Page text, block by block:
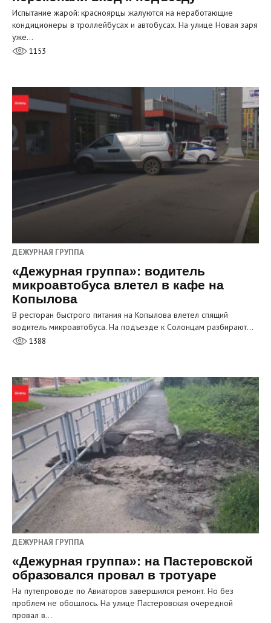
Испытание жарой: красноярцы жалуются на неработающие
кондиционеры в троллейбусах и автобусах. На улице Новая заря
уже…
1153
ДЕЖУРНАЯ ГРУППА
«Дежурная группа»: водитель
микроавтобуса влетел в кафе на
Копылова
В ресторан быстрого питания на Копылова влетел спящий
водитель микроавтобуса. На подъезде к Солонцам разбирают…
1388
ДЕЖУРНАЯ ГРУППА
«Дежурная группа»: на Пастеровской
образовался провал в тротуаре
На путепроводе по Авиаторов завершился ремонт. Но без
проблем не обошлось. На улице Пастеровская очередной
провал в…